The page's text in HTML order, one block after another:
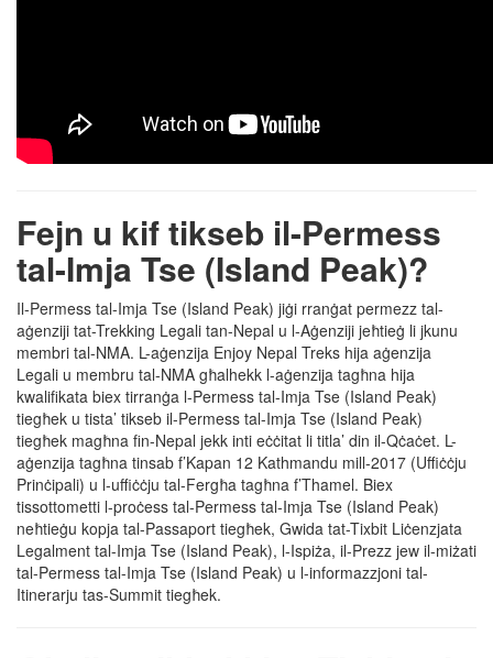
Fejn u kif tikseb il-Permess
tal-Imja Tse (Island Peak)?
Il-Permess tal-Imja Tse (Island Peak) jiġi rranġat permezz tal-
aġenziji tat-Trekking Legali tan-Nepal u l-Aġenziji jeħtieġ li jkunu
membri tal-NMA. L-aġenzija Enjoy Nepal Treks hija aġenzija
Legali u membru tal-NMA għalhekk l-aġenzija tagħna hija
kwalifikata biex tirranġa l-Permess tal-Imja Tse (Island Peak)
tiegħek u tista’ tikseb il-Permess tal-Imja Tse (Island Peak)
tiegħek magħna fin-Nepal jekk inti eċċitat li titla’ din il-Qċaċet. L-
aġenzija tagħna tinsab f’Kapan 12 Kathmandu mill-2017 (Uffiċċju
Prinċipali) u l-uffiċċju tal-Fergħa tagħna f’Thamel. Biex
tissottometti l-proċess tal-Permess tal-Imja Tse (Island Peak)
neħtieġu kopja tal-Passaport tiegħek, Gwida tat-Tixbit Liċenzjata
Legalment tal-Imja Tse (Island Peak), l-Ispiża, il-Prezz jew il-miżati
tal-Permess tal-Imja Tse (Island Peak) u l-informazzjoni tal-
Itinerarju tas-Summit tiegħek.